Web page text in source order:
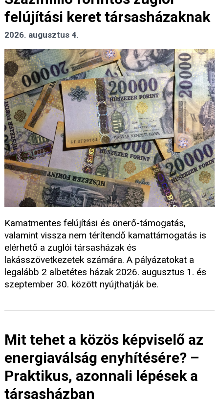
felújítási keret társasházaknak
2026. augusztus 4.
Kamatmentes felújítási és önerő-támogatás,
valamint vissza nem térítendő kamattámogatás is
elérhető a zuglói társasházak és
lakásszövetkezetek számára. A pályázatokat a
legalább 2 albetétes házak 2026. augusztus 1. és
szeptember 30. között nyújthatják be.
Mit tehet a közös képviselő az
energiaválság enyhítésére? –
Praktikus, azonnali lépések a
társasházban